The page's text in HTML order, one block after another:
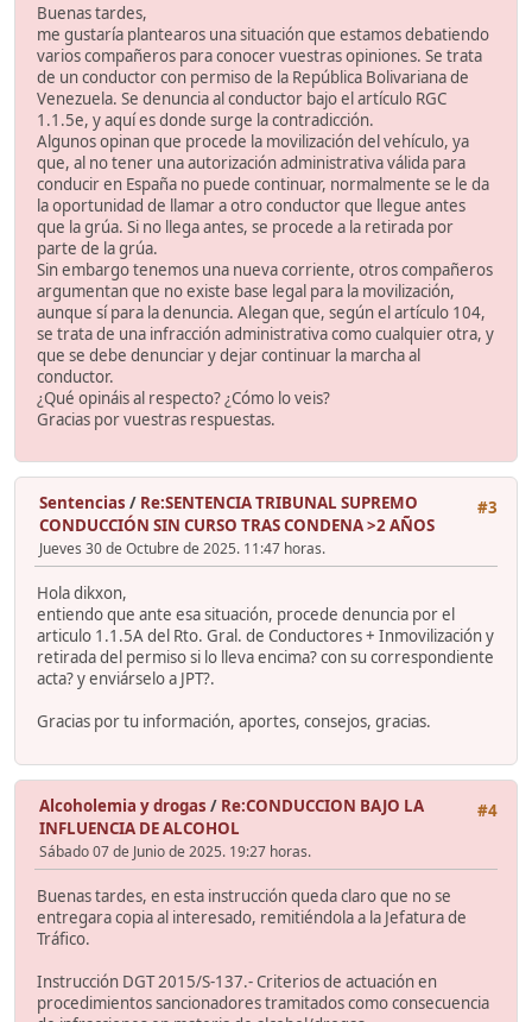
Buenas tardes,
me gustaría plantearos una situación que estamos debatiendo
varios compañeros para conocer vuestras opiniones. Se trata
de un conductor con permiso de la República Bolivariana de
Venezuela. Se denuncia al conductor bajo el artículo RGC
1.1.5e, y aquí es donde surge la contradicción.
Algunos opinan que procede la movilización del vehículo, ya
que, al no tener una autorización administrativa válida para
conducir en España no puede continuar, normalmente se le da
la oportunidad de llamar a otro conductor que llegue antes
que la grúa. Si no llega antes, se procede a la retirada por
parte de la grúa.
Sin embargo tenemos una nueva corriente, otros compañeros
argumentan que no existe base legal para la movilización,
aunque sí para la denuncia. Alegan que, según el artículo 104,
se trata de una infracción administrativa como cualquier otra, y
que se debe denunciar y dejar continuar la marcha al
conductor.
¿Qué opináis al respecto? ¿Cómo lo veis?
Gracias por vuestras respuestas.
#3
Sentencias / Re:SENTENCIA TRIBUNAL SUPREMO
CONDUCCIÓN SIN CURSO TRAS CONDENA >2 AÑOS
Jueves 30 de Octubre de 2025. 11:47 horas.
Hola dikxon,
entiendo que ante esa situación, procede denuncia por el
articulo 1.1.5A del Rto. Gral. de Conductores + Inmovilización y
retirada del permiso si lo lleva encima? con su correspondiente
acta? y enviárselo a JPT?.
Gracias por tu información, aportes, consejos, gracias.
#4
Alcoholemia y drogas / Re:CONDUCCION BAJO LA
INFLUENCIA DE ALCOHOL
Sábado 07 de Junio de 2025. 19:27 horas.
Buenas tardes, en esta instrucción queda claro que no se
entregara copia al interesado, remitiéndola a la Jefatura de
Tráfico.
Instrucción DGT 2015/S-137.- Criterios de actuación en
procedimientos sancionadores tramitados como consecuencia